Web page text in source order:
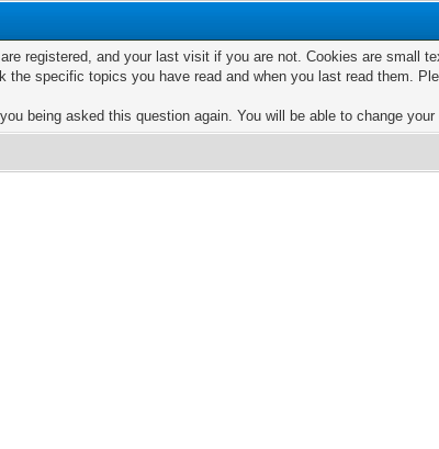
registered, and your last visit if you are not. Cookies are small
specific topics you have read and when you last read them.
being asked this question again. You will be able to change